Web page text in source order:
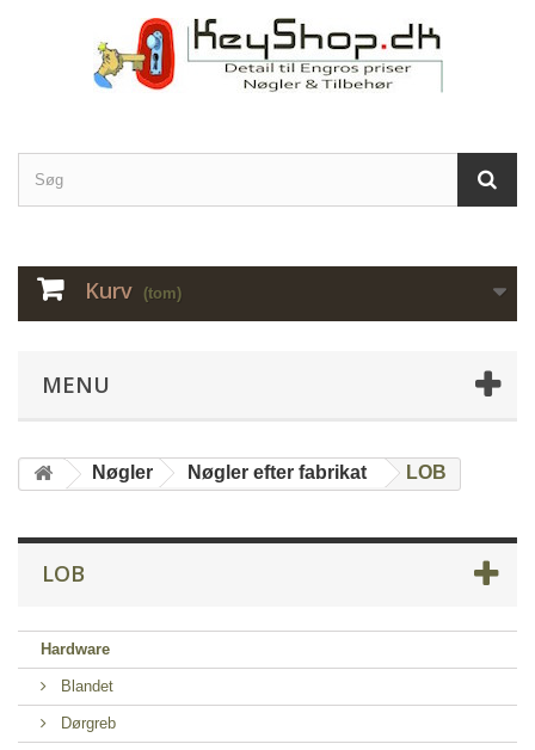
Kurv (tom)
MENU
Nøgler Nøgler efter fabrikat LOB
LOB
Hardware
Blandet
Dørgreb